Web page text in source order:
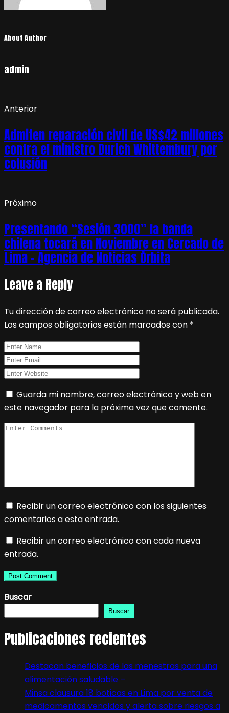
About Author
admin
Anterior
Admiten reparación civil de US$42 millones
contra el ministro Durich Whittembury por
colusión
Próximo
Presentando “Sesión 3000” la banda
chilena tocará en Noviembre en Cercado de
Lima – Agencia de Noticias Órbita
Leave a Reply
Tu dirección de correo electrónico no será publicada.
Los campos obligatorios están marcados con *
Guarda mi nombre, correo electrónico y web en
este navegador para la próxima vez que comente.
Recibir un correo electrónico con los siguientes
comentarios a esta entrada.
Recibir un correo electrónico con cada nueva
entrada.
Buscar
Buscar
Publicaciones recientes
Destacan beneficios de las menestras para una
alimentación saludable –
Minsa clausura 18 boticas en Lima por venta de
medicamentos vencidos y alerta sobre riesgos a